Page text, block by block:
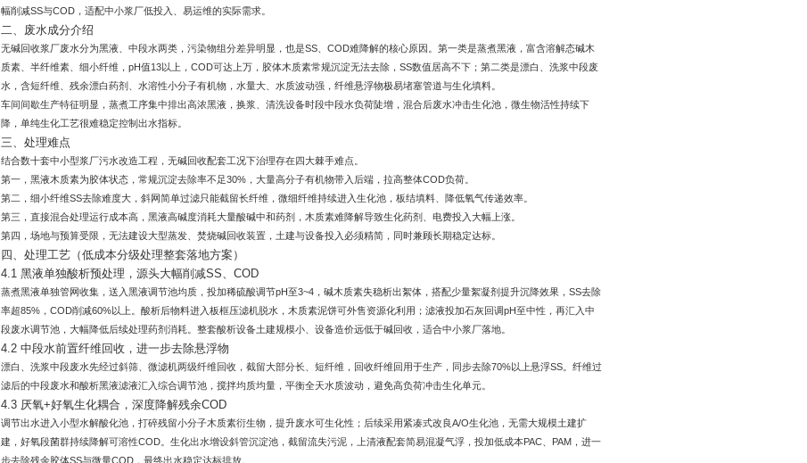
幅削减SS与COD，适配中小浆厂低投入、易运维的实际需求。
二、废水成分介绍
无碱回收浆厂废水分为黑液、中段水两类，污染物组分差异明显，也是SS、COD难降解的核心原因。第一类是蒸煮黑液，富含溶解态碱木
质素、半纤维素、细小纤维，pH值13以上，COD可达上万，胶体木质素常规沉淀无法去除，SS数值居高不下；第二类是漂白、洗浆中段废
水，含短纤维、残余漂白药剂、水溶性小分子有机物，水量大、水质波动强，纤维悬浮物极易堵塞管道与生化填料。
车间间歇生产特征明显，蒸煮工序集中排出高浓黑液，换浆、清洗设备时段中段水负荷陡增，混合后废水冲击生化池，微生物活性持续下
降，单纯生化工艺很难稳定控制出水指标。
三、处理难点
结合数十套中小型浆厂污水改造工程，无碱回收配套工况下治理存在四大棘手难点。
第一，黑液木质素为胶体状态，常规沉淀去除率不足30%，大量高分子有机物带入后端，拉高整体COD负荷。
第二，细小纤维SS去除难度大，斜网简单过滤只能截留长纤维，微细纤维持续进入生化池，板结填料、降低氧气传递效率。
第三，直接混合处理运行成本高，黑液高碱度消耗大量酸碱中和药剂，木质素难降解导致生化药剂、电费投入大幅上涨。
第四，场地与预算受限，无法建设大型蒸发、焚烧碱回收装置，土建与设备投入必须精简，同时兼顾长期稳定达标。
四、处理工艺（低成本分级处理整套落地方案）
4.1 黑液单独酸析预处理，源头大幅削减SS、COD
蒸煮黑液单独管网收集，送入黑液调节池均质，投加稀硫酸调节pH至3~4，碱木质素失稳析出絮体，搭配少量絮凝剂提升沉降效果，SS去除
率超85%，COD削减60%以上。酸析后物料进入板框压滤机脱水，木质素泥饼可外售资源化利用；滤液投加石灰回调pH至中性，再汇入中
段废水调节池，大幅降低后续处理药剂消耗。整套酸析设备土建规模小、设备造价远低于碱回收，适合中小浆厂落地。
4.2 中段水前置纤维回收，进一步去除悬浮物
漂白、洗浆中段废水先经过斜筛、微滤机两级纤维回收，截留大部分长、短纤维，回收纤维回用于生产，同步去除70%以上悬浮SS。纤维过
滤后的中段废水和酸析黑液滤液汇入综合调节池，搅拌均质均量，平衡全天水质波动，避免高负荷冲击生化单元。
4.3 厌氧+好氧生化耦合，深度降解残余COD
调节出水进入小型水解酸化池，打碎残留小分子木质素衍生物，提升废水可生化性；后续采用紧凑式改良A/O生化池，无需大规模土建扩
建，好氧段菌群持续降解可溶性COD。生化出水增设斜管沉淀池，截留流失污泥，上清液配套简易混凝气浮，投加低成本PAC、PAM，进一
步去除残余胶体SS与微量COD，最终出水稳定达标排放。